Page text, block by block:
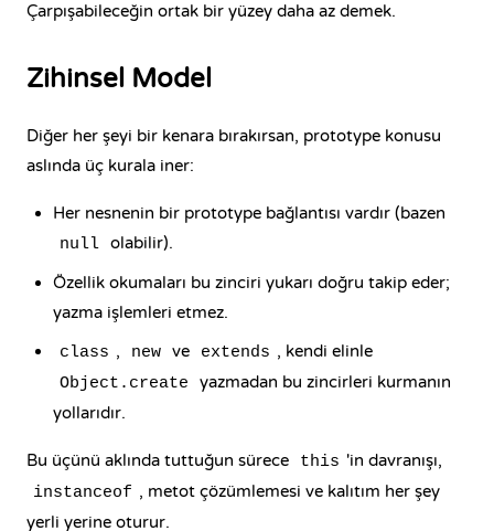
Çarpışabileceğin ortak bir yüzey daha az demek.
Zihinsel Model
Diğer her şeyi bir kenara bırakırsan, prototype konusu
aslında üç kurala iner:
Her nesnenin bir prototype bağlantısı vardır (bazen
null olabilir).
Özellik okumaları bu zinciri yukarı doğru takip eder;
yazma işlemleri etmez.
class , new ve extends , kendi elinle
Object.create
yazmadan bu zincirleri kurmanın
yollarıdır.
Bu üçünü aklında tuttuğun sürece this 'in davranışı,
instanceof , metot çözümlemesi ve kalıtım her şey
yerli yerine oturur.